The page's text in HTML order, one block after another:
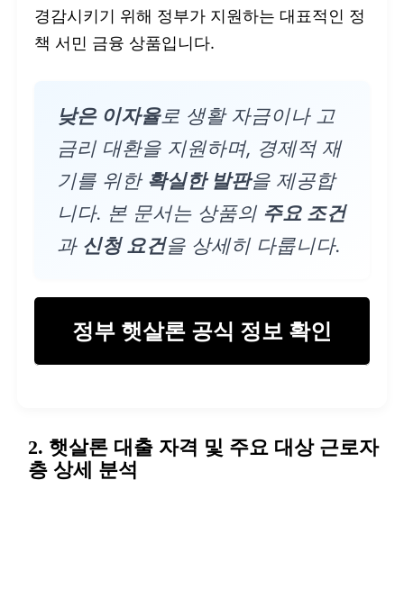
경감시키기 위해 정부가 지원하는 대표적인 정
책 서민 금융 상품입니다.
낮은 이자율로 생활 자금이나 고
금리 대환을 지원하며, 경제적 재
기를 위한 확실한 발판을 제공합
니다. 본 문서는 상품의 주요 조건
과 신청 요건을 상세히 다룹니다.
정부 햇살론 공식 정보 확인
2. 햇살론 대출 자격 및 주요 대상 근로자
층 상세 분석